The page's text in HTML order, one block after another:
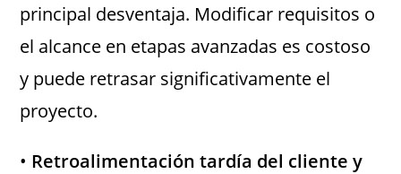
principal desventaja. Modificar requisitos o
el alcance en etapas avanzadas es costoso
y puede retrasar significativamente el
proyecto.
• Retroalimentación tardía del cliente y